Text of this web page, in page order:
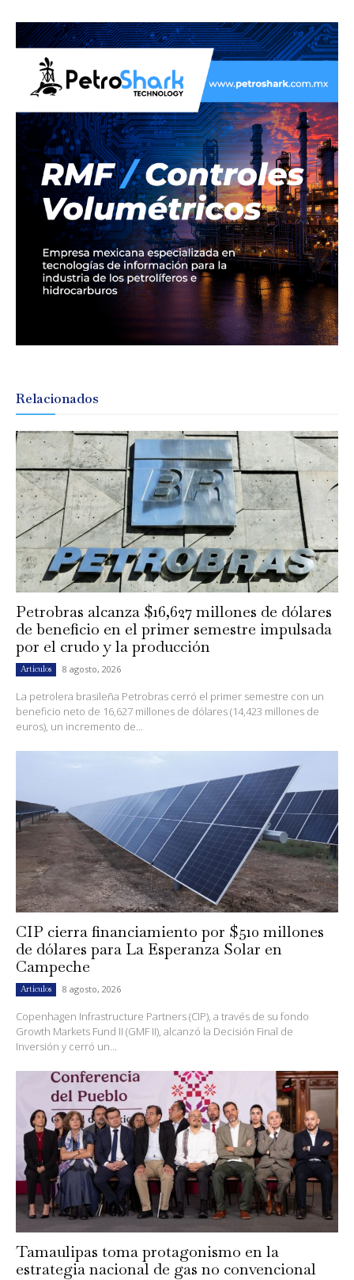
Relacionados
Petrobras alcanza $16,627 millones de dólares
de beneficio en el primer semestre impulsada
por el crudo y la producción
Artículos 8 agosto, 2026
La petrolera brasileña Petrobras cerró el primer semestre con un
beneficio neto de 16,627 millones de dólares (14,423 millones de
euros), un incremento de...
CIP cierra financiamiento por $510 millones
de dólares para La Esperanza Solar en
Campeche
Artículos 8 agosto, 2026
Copenhagen Infrastructure Partners (CIP), a través de su fondo
Growth Markets Fund II (GMF II), alcanzó la Decisión Final de
Inversión y cerró un...
Tamaulipas toma protagonismo en la
estrategia nacional de gas no convencional